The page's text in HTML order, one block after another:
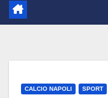
CALCIO NAPOLI SPORT